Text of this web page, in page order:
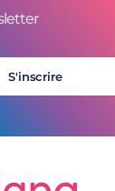
S'inscrire